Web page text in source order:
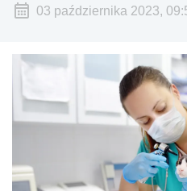
03 października 2023,